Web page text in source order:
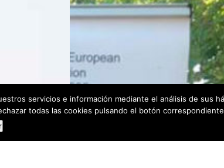
servicios e información mediante el análisis de sus
todas las cookies pulsando el botón